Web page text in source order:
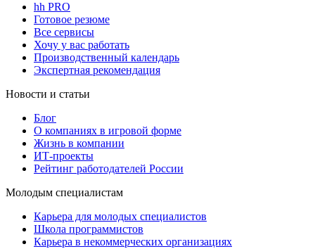
hh PRO
Готовое резюме
Все сервисы
Хочу у вас работать
Производственный календарь
Экспертная рекомендация
Новости и статьи
Блог
О компаниях в игровой форме
Жизнь в компании
ИТ-проекты
Рейтинг работодателей России
Молодым специалистам
Карьера для молодых специалистов
Школа программистов
Карьера в некоммерческих организациях